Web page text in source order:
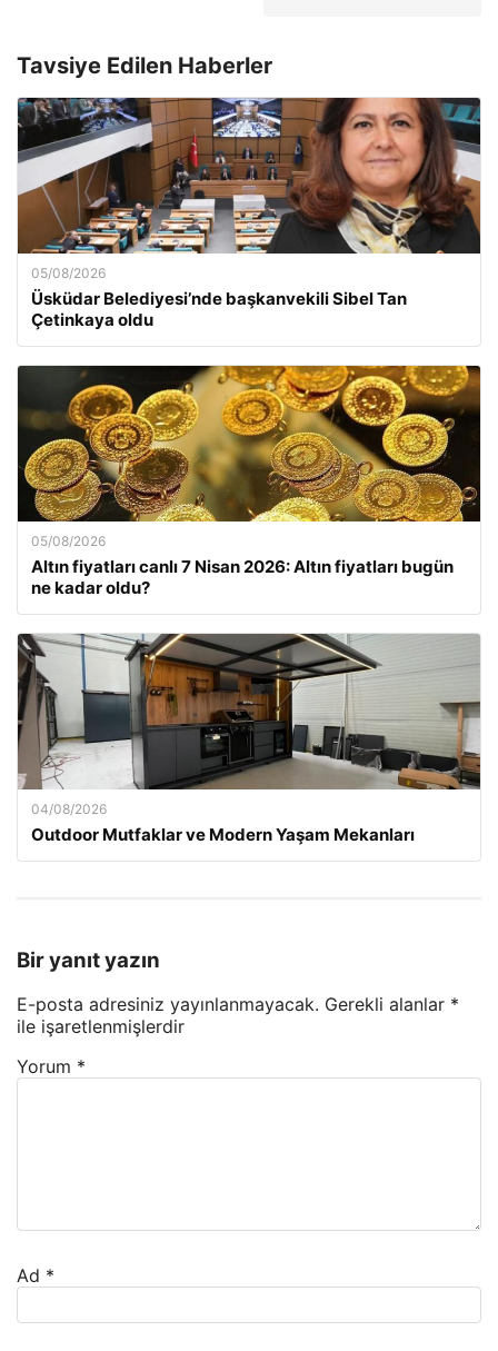
Tavsiye Edilen Haberler
05/08/2026
Üsküdar Belediyesi’nde başkanvekili Sibel Tan
Çetinkaya oldu
05/08/2026
Altın fiyatları canlı 7 Nisan 2026: Altın fiyatları bugün
ne kadar oldu?
04/08/2026
Outdoor Mutfaklar ve Modern Yaşam Mekanları
Bir yanıt yazın
E-posta adresiniz yayınlanmayacak. Gerekli alanlar *
ile işaretlenmişlerdir
Yorum *
Ad *